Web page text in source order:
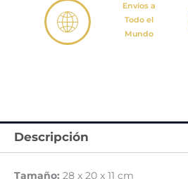
Envíos a
Todo el
Mundo
Descripción
Tamaño: 28 x 20 x 11 cm